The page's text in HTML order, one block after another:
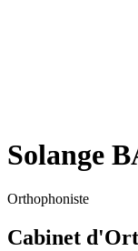
Solange
Orthophoniste
Cabinet